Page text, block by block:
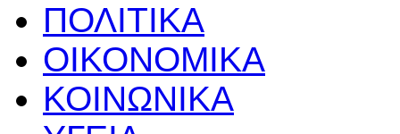
ΠΟΛΙΤΙΚΑ
ΟΙΚΟΝΟΜΙΚΑ
ΚΟΙΝΩΝΙΚΑ